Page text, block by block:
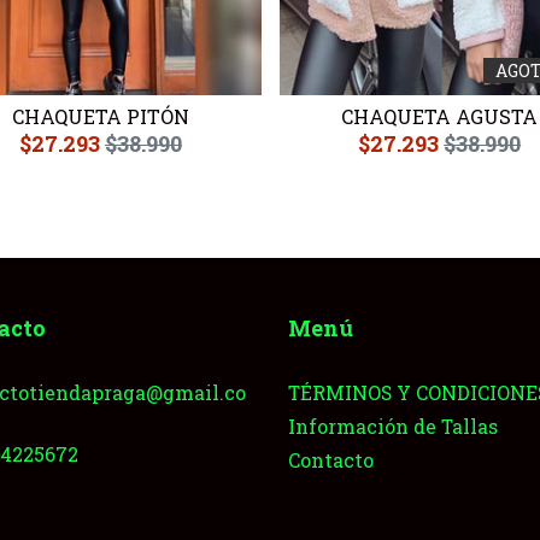
CHAQUETA PITÓN
$27.293$38.990
CHAQUETA AGUSTA
$27.293$38.990
Menú
TÉRMINOS Y
Información de Tallas
Contacto